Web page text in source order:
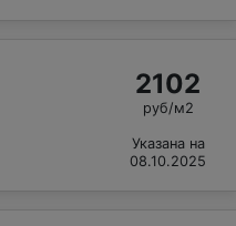
2102
руб/м2
Указана на
08.10.2025